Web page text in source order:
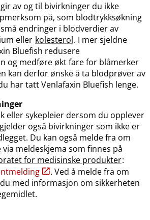
av og til bivirkninger du ikke
på, som blodtrykksøkning
endringer i blodverdier av
eller kolesterol. I mer sjeldne
Bluefish redusere
og medføre økt fare for blåmerker
kan derfor ønske å ta blodprøver av
har tatt Venlafaxin Bluefish lenge.
eller sykepleier dersom du opplever
også bivirkninger som ikke er
Du kan også melde fra om
meldeskjema som finnes på
for medisinske produkter:
. Ved å melde fra om
med informasjon om sikkerheten